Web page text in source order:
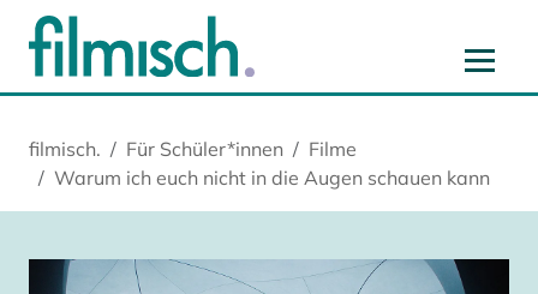
Hauptinhalt springen
Hauptnavigation springen
Cookie-Einstellungen springen
Startseite springen
filmisch. Für Schüler*innen
Filme
Warum ich euch nicht in die Augen schauen kann